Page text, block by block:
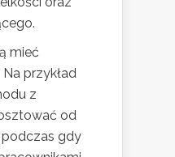
mieć
przykład
z
od
podczas gdy